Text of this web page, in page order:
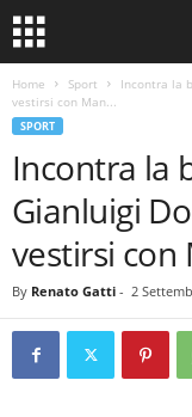
Home Sport
Incontra la
vestirsi con Man...
SPORT
Incontra la
Gianluigi
vestirsi con
By Renato Gatti - 2